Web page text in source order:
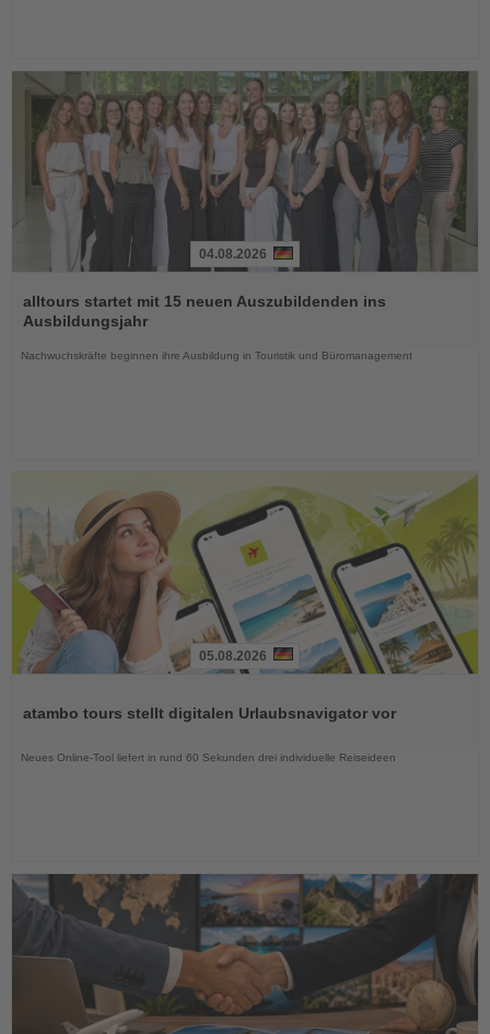
Sie
die
04.08.2026
alltours startet mit 15 neuen Auszubildenden ins
Ausbildungsjahr
Nachwuchskräfte beginnen ihre Ausbildung in Touristik und Büromanagement
die
05.08.2026
atambo tours stellt digitalen Urlaubsnavigator vor
Neues Online-Tool liefert in rund 60 Sekunden drei individuelle Reiseideen